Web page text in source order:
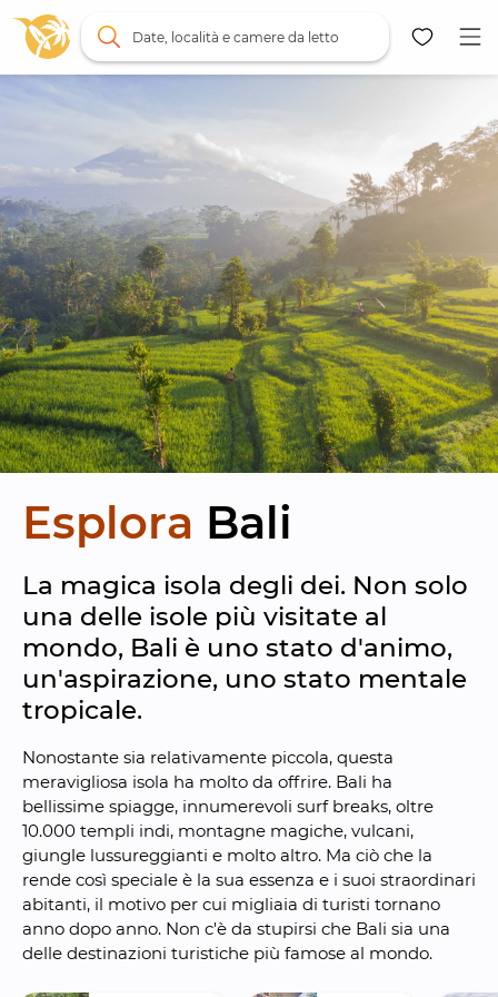
Date, località e camere da letto
Esplora Bali
La magica isola degli dei. Non solo
una delle isole più visitate al
mondo, Bali è uno stato d'animo,
un'aspirazione, uno stato mentale
tropicale.
Nonostante sia relativamente piccola, questa
meravigliosa isola ha molto da offrire. Bali ha
bellissime spiagge, innumerevoli surf breaks, oltre
10.000 templi indi, montagne magiche, vulcani,
giungle lussureggianti e molto altro. Ma ciò che la
rende così speciale è la sua essenza e i suoi straordinari
abitanti, il motivo per cui migliaia di turisti tornano
anno dopo anno. Non c'è da stupirsi che Bali sia una
delle destinazioni turistiche più famose al mondo.